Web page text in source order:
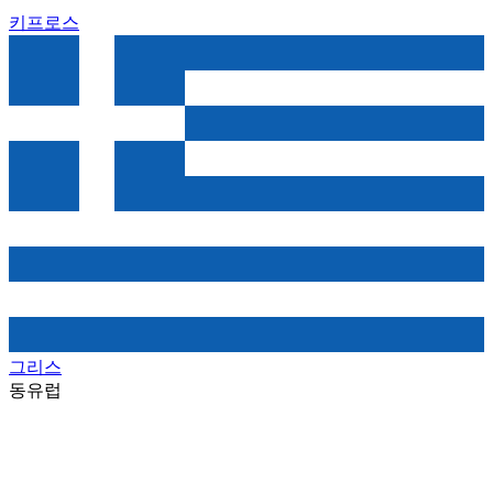
키프로스
그리스
동유럽